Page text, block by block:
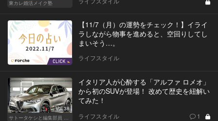
東カレ婚活メイク塾
【11/7（月）の運勢をチェック！】イライ
ラしながら物事を進めると、空回りしてし
まいそう…。
ライフスタイル
Vol.38
イタリア人が心酔する「アルファ ロメオ」
から初のSUVが登場！ 改めて歴史を紐解い
てみた！
ライフスタイル 1